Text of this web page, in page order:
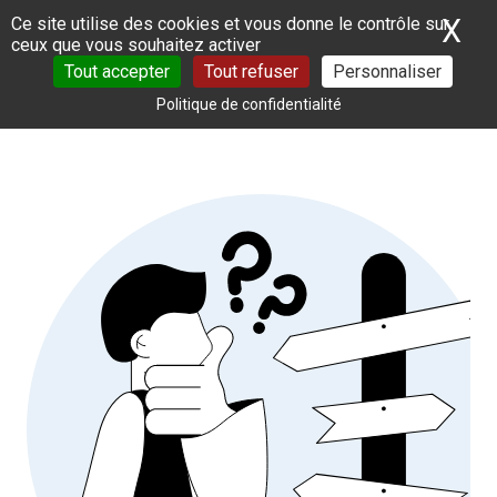
Panneau de gestion des cookies
Ce site utilise des cookies et vous donne le contrôle sur
ceux que vous souhaitez activer
Tout accepter
Tout refuser Personnaliser
Politique de confidentialité
X